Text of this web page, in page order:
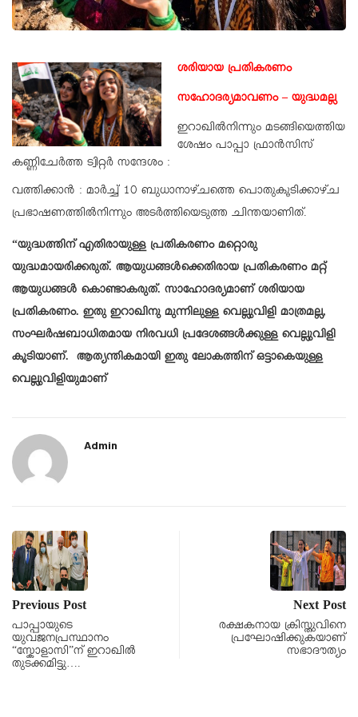
ശരിയായ പ്രതികരണം
സഹോദര്യമാവണം – യുദ്ധമല്ല
ഇറാഖിൽനിന്നും മടങ്ങിയെത്തിയ
ശേഷം പാപ്പാ ഫ്രാൻസിസ്
കണ്ണിചേർത്ത ട്വിറ്റർ സന്ദേശം :
വത്തിക്കാൻ : മാർച്ച് 10 ബുധാനാഴ്ചത്തെ പൊതുകൂടിക്കാഴ്ച
പ്രഭാഷണത്തിൽനിന്നും അടർത്തിയെടുത്ത ചിന്തയാണിത്.
“യുദ്ധത്തിന് എതിരായുള്ള പ്രതികരണം മറ്റൊരു
യുദ്ധമായരിക്കരുത്. ആയുധങ്ങൾക്കെതിരായ പ്രതികരണം മറ്റ്
ആയുധങ്ങൾ കൊണ്ടാകരുത്. സാഹോദര്യമാണ് ശരിയായ
പ്രതികരണം. ഇതു ഇറാഖിനു മുന്നിലുള്ള വെല്ലുവിളി മാത്രമല്ല,
സംഘർഷബാധിതമായ നിരവധി പ്രദേശങ്ങൾക്കുള്ള വെല്ലുവിളി
കൂടിയാണ്. ആത്യന്തികമായി ഇതു ലോകത്തിന് ഒട്ടാകെയുള്ള
വെല്ലുവിളിയുമാണ്
Admin
Previous Post
പാപ്പായുടെ
യുവജനപ്രസ്ഥാനം
“സ്കോളാസി”ന് ഇറാഖിൽ
തുടക്കമിട്ടു….
Next Post
രക്ഷകനായ ക്രിസ്തുവിനെ
പ്രഘോഷിക്കുകയാണ്
സഭാദൗത്യം